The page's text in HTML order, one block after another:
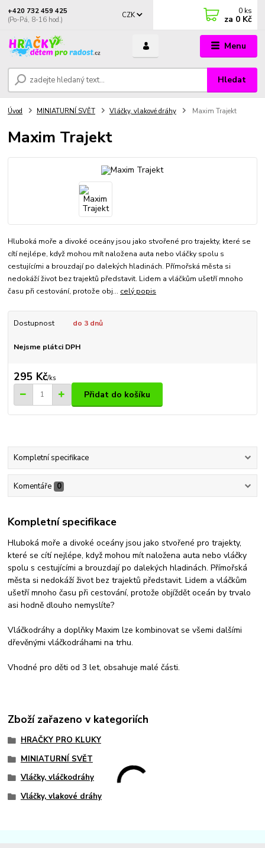
Menu
CZK
Hledat
+420 732 459 425
(Po-Pá, 8-16 hod.)
0 ks
za 0 Kč
Úvod MINIATURNÍ SVĚT Vláčky, vlakové dráhy Maxim Trajekt
Maxim Trajekt
Hluboká moře a divoké oceány jsou jako stvořené pro trajekty, které se
cítí nejlépe, když mohou mít naložena auta nebo vláčky spolu s
cestujícími a brouzdají po dalekých hladinách. Přímořská města si
nedokáží život bez trajektů představit. Lidem a vláčkům ušetří mnoho
času při cestování, protože obj... celý popis
Dostupnost do 3 dnů
Nejsme plátci DPH
295 Kč/ks
Přidat do košíku
Kompletní specifikace
Komentáře 0
Kompletní specifikace
Hluboká moře a divoké oceány jsou jako stvořené pro trajekty,
které se cítí nejlépe, když mohou mít naložena auta nebo vláčky
spolu s cestujícími a brouzdají po dalekých hladinách. Přímořská
města si nedokáží život bez trajektů představit. Lidem a vláčkům
ušetří mnoho času při cestování, protože objíždět oceán by trvalo
asi hodně dlouho nemyslíte?
Vláčkodráhy a doplňky Maxim lze kombinovat se všemi dalšími
dřevěnými vláčkodráhami na trhu.
Vhodné pro děti od 3 let, obsahuje malé části.
Zboží zařazeno v kategoriích
HRAČKY PRO KLUKY
MINIATURNÍ SVĚT
Vláčky, vláčkodráhy
Vláčky, vlakové dráhy